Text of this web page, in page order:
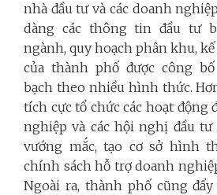
nhà đầu tư và các doanh
dàng các thông tin đầu tư
ngành, quy hoạch phân khu,
của thành phố được công
bạch theo nhiều hình thức.
tích cực tổ chức các hoạt động
nghiệp và các hội nghị đầu tư
vướng mắc, tạo cơ sở hình
chính sách hỗ trợ doanh
Ngoài ra, thành phố cũng